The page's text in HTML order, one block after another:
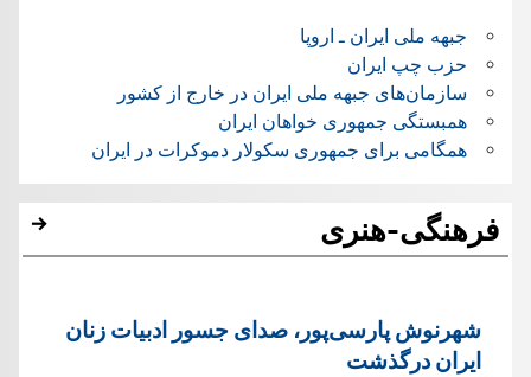
جبهه ملی ایران ـ اروپا
حزب چپ ایران
سازمان‌های جبهه ملی ایران در خارج از کشور
همبستگی جمهوری خواهان ایران
همگامی برای جمهوری سکولار دموکرات در ایران
فرهنگی-هنری
شهرنوش پارسی‌پور، صدای جسور ادبیات زنان
ایران درگذشت